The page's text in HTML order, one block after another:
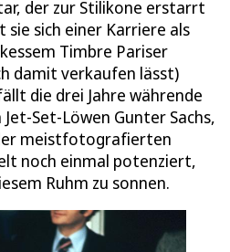
der zur Stilikone erstarrt
sie sich einer Karriere als
Timbre Pariser
damit verkaufen lässt)
die drei Jahre währende
Set-Löwen Gunter Sachs,
meistfotografierten
noch einmal potenziert,
Ruhm zu sonnen.